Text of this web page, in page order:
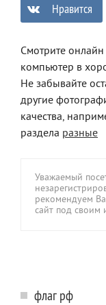
Нравится
Смотрите
компьютер в
Не забывайте
другие
качества,
раздела разные
Уважаемый
рекомендуем
сайт под своим
флаг рф